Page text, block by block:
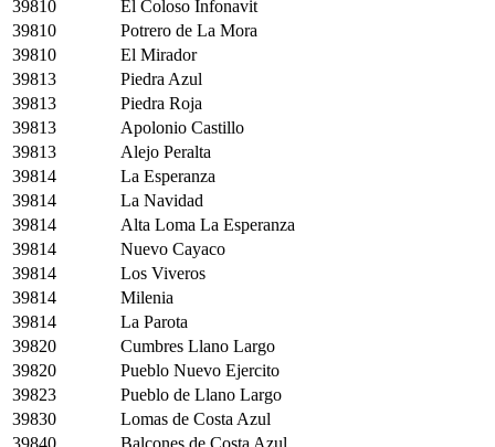
39810
El Coloso Infonavit
39810
Potrero de La Mora
39810
El Mirador
39813
Piedra Azul
39813
Piedra Roja
39813
Apolonio Castillo
39813
Alejo Peralta
39814
La Esperanza
39814
La Navidad
39814
Alta Loma La Esperanza
39814
Nuevo Cayaco
39814
Los Viveros
39814
Milenia
39814
La Parota
39820
Cumbres Llano Largo
39820
Pueblo Nuevo Ejercito
39823
Pueblo de Llano Largo
39830
Lomas de Costa Azul
39840
Balcones de Costa Azul